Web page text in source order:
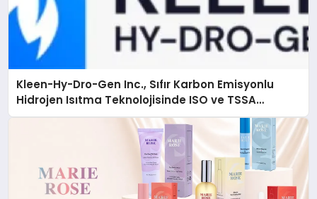
Kleen-Hy-Dro-Gen Inc., Sıfır Karbon Emisyonlu
Hidrojen Isıtma Teknolojisinde ISO ve TSSA
Düzenleyici Onaylarını Aldı